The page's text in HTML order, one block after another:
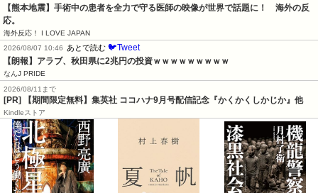
【熊本地震】手術中の患者を全力で守る医師の映像が世界で話題に！　海外の反
応。
海外反応！ I LOVE JAPAN
2026/08/07 10:46
あとで読む 🐦Tweet
【朗報】アラブ、秋田県に2兆円の投資ｗｗｗｗｗｗｗｗｗ
なんJ PRIDE
2026/08/11まで
[PR] 【期間限定無料】集英社 ココハナ9月号配信記念『かくかくしかじか』他
Kindleストア